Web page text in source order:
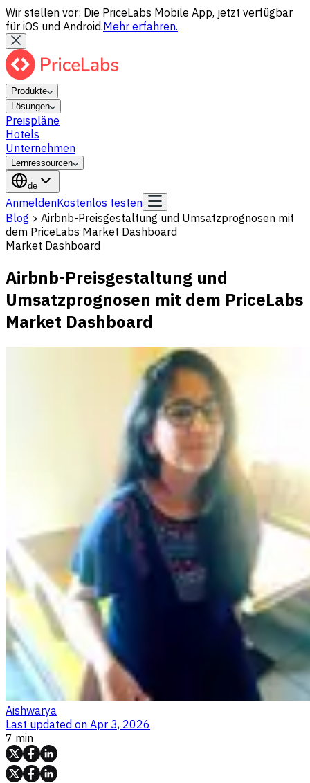
Wir stellen vor: Die PriceLabs Mobile App, jetzt verfügbar
für iOS und Android.Mehr erfahren.
Produkte
Lösungen
Preispläne
Hotels
Unternehmen
Lernressourcen
de
AnmeldenKostenlos testen
Blog > Airbnb-Preisgestaltung und Umsatzprognosen mit
dem PriceLabs Market Dashboard
Market Dashboard
Airbnb-Preisgestaltung und
Umsatzprognosen mit dem PriceLabs
Market Dashboard
Aishwarya
Last updated on Apr 3, 2026
7 min